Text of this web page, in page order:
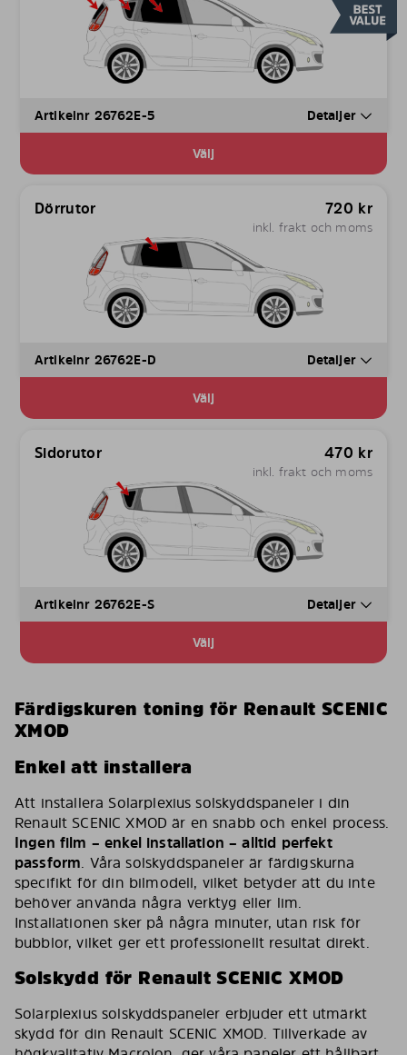
Artikelnr 26762E-5 Detaljer
Välj
Dörrutor 720 kr
inkl. frakt och moms
Artikelnr 26762E-D Detaljer
Välj
Sidorutor 470 kr
inkl. frakt och moms
Artikelnr 26762E-S Detaljer
Välj
Färdigskuren toning för Renault SCENIC
XMOD
Enkel att installera
Att installera Solarplexius solskyddspaneler i din
Renault SCENIC XMOD är en snabb och enkel process.
Ingen film – enkel installation – alltid perfekt
passform. Våra solskyddspaneler är färdigskurna
specifikt för din bilmodell, vilket betyder att du inte
behöver använda några verktyg eller lim.
Installationen sker på några minuter, utan risk för
bubblor, vilket ger ett professionellt resultat direkt.
Solskydd för Renault SCENIC XMOD
Solarplexius solskyddspaneler erbjuder ett utmärkt
skydd för din Renault SCENIC XMOD. Tillverkade av